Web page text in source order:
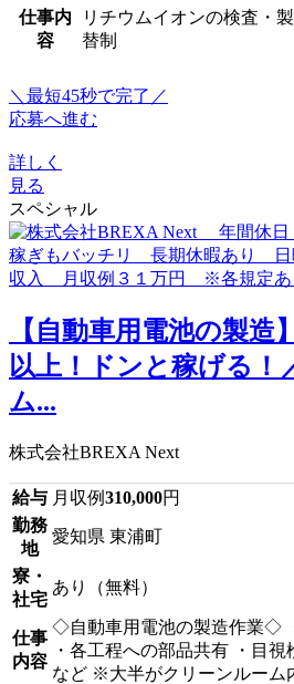
仕事内
容
リチウムイオンの検査・
替制
＼最短45秒で完了／
応募へ進む
詳しく
見る
スペシャル
【自動車用電池の製造
以上！ドンと稼げる！
ム...
株式会社BREXA Next
給与 月収例310,000円
勤務
地
愛知県 東浦町
寮・
社宅
あり（無料）
仕事
内容
◇自動車用電池の製造作業◇
・各工程への部品共有 ・目
など ※大半がクリーンルーム